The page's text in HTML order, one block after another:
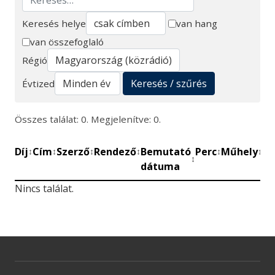
Keresés
Keresés helye
van hang
van összefoglaló
Régió
Évtized
Keresés / szűrés
Összes találat: 0. Megjelenítve: 0.
Díj↕Cím↕Szerző↕Rendező↕Bemutató
dátuma
↕
Perc↕Műhely↕
Nincs találat.